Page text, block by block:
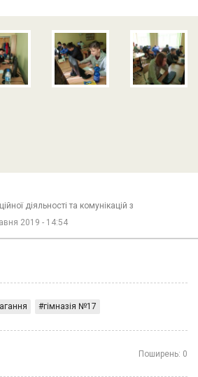
діяльності та комунікацій з
2019 - 14:54
гімназія №17
Поширень: 0